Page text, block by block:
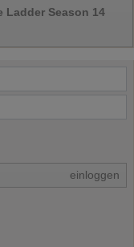
Ladder Season 14
einloggen